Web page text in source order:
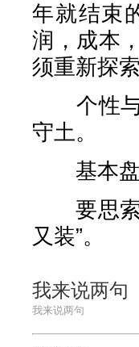
年就结束
润，成本
须重新探索
个性与
守土。
基本盘
要思索
又装”。
我来说两句